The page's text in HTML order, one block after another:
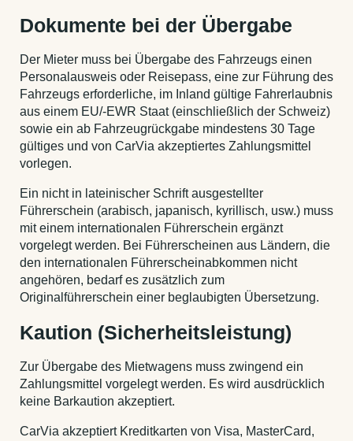
Dokumente bei der Übergabe
Der Mieter muss bei Übergabe des Fahrzeugs einen
Personalausweis oder Reisepass, eine zur Führung des
Fahrzeugs erforderliche, im Inland gültige Fahrerlaubnis
aus einem EU/-EWR Staat (einschließlich der Schweiz)
sowie ein ab Fahrzeugrückgabe mindestens 30 Tage
gültiges und von CarVia akzeptiertes Zahlungsmittel
vorlegen.
Ein nicht in lateinischer Schrift ausgestellter
Führerschein (arabisch, japanisch, kyrillisch, usw.) muss
mit einem internationalen Führerschein ergänzt
vorgelegt werden. Bei Führerscheinen aus Ländern, die
den internationalen Führerscheinabkommen nicht
angehören, bedarf es zusätzlich zum
Originalführerschein einer beglaubigten Übersetzung.
Kaution (Sicherheitsleistung)
Zur Übergabe des Mietwagens muss zwingend ein
Zahlungsmittel vorgelegt werden. Es wird ausdrücklich
keine Barkaution akzeptiert.
CarVia akzeptiert Kreditkarten von Visa, MasterCard,